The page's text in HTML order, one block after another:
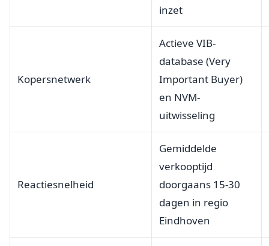
inzet
Kopersnetwerk
Actieve VIB-
database (Very
Important Buyer)
en NVM-
uitwisseling
Reactiesnelheid
Gemiddelde
verkooptijd
doorgaans 15-30
dagen in regio
Eindhoven